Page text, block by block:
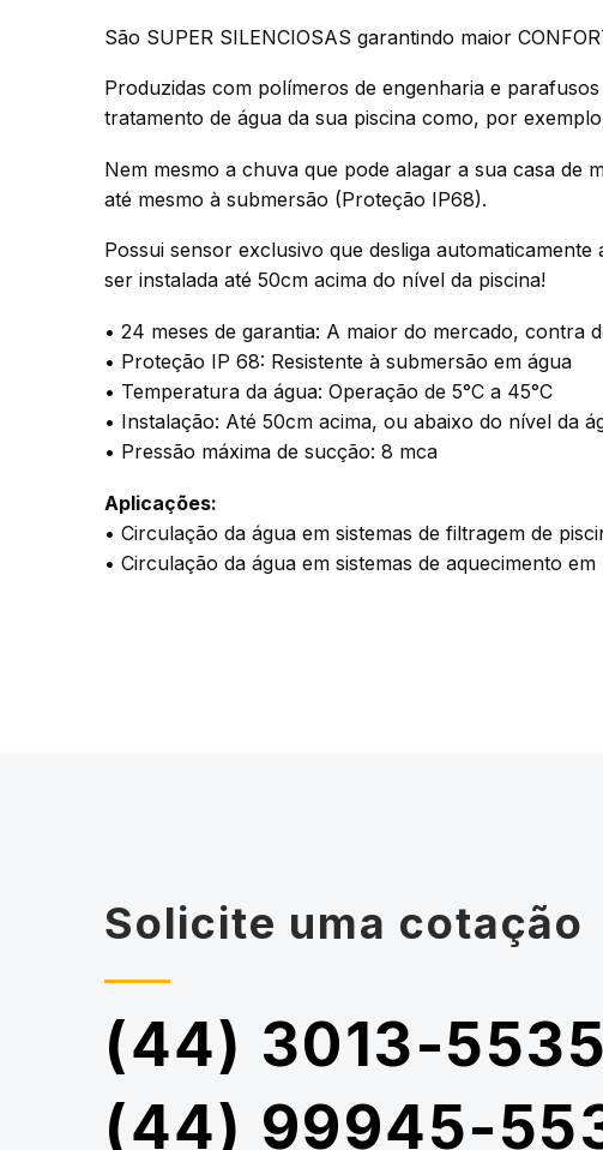
São SUPER SILENCIOSAS garantindo maior
Produzidas com polímeros de engenharia e
tratamento de água da sua piscina como, por
Nem mesmo a chuva que pode alagar a sua casa de
até mesmo à submersão (Proteção IP68).
Possui sensor exclusivo que desliga
ser instalada até 50cm acima do nível da piscina!
• 24 meses de garantia: A maior do mercado, contra
• Proteção IP 68: Resistente à submersão em água
• Temperatura da água: Operação de 5°C a 45°C
• Instalação: Até 50cm acima, ou abaixo do nível da
• Pressão máxima de sucção: 8 mca
Aplicações:
• Circulação da água em sistemas de filtragem de
• Circulação da água em sistemas de aquecimento em
Solicite uma cotação
(44) 3013-5535
(44) 99945-